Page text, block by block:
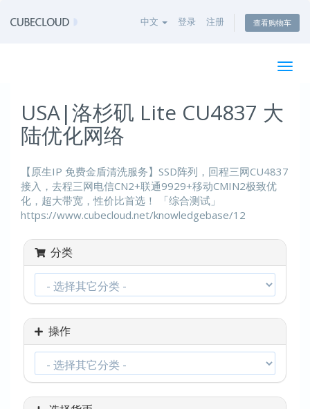
中文 登录 注册 查看购物车
切
USA|洛杉矶 Lite CU4837 大
陆优化网络
【原生IP 免费金盾清洗服务】SSD阵列，回程三网CU4837
接入，去程三网电信CN2+联通9929+移动CMIN2极致优
化，超大带宽，性价比首选！ 「综合测试」
https://www.cubecloud.net/knowledgebase/12
分类
操作